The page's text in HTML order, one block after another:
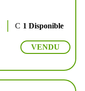
1 Disponible
VENDU